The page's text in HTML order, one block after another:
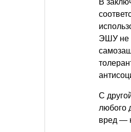
ЭШУ не
С
любого
вред —